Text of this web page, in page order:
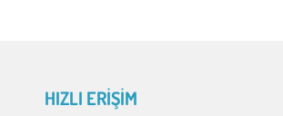
HIZLI ERİŞİM